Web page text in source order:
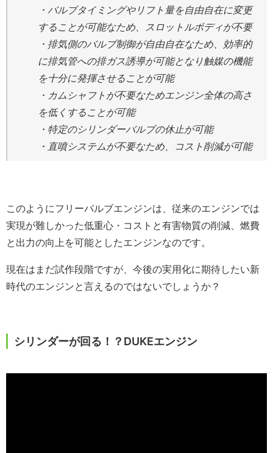
・バルブタイミングやリフト量を自由自在に変更
することが可能なため、スロットルボディが不要
・排気側のバルブ制御が自由自在なため、効率的
に排気管への排ガス誘導が可能となり触媒の機能
を十分に発揮させることが可能
・カムシャフトが不要なためエンジン全体の高さ
を低くすることが可能
・特定のシリンダーバルブの休止が可能
・直噴システムが不要なため、コスト削減が可能
このようにフリーバルブエンジンは、従来のエンジンでは
実現が難しかった低重心・コストと有害物質の削減、燃費
と出力の向上を可能としたエンジンなのです。
現在はまだ試作段階ですが、今後の実用化に期待したい新
時代のエンジンと言えるのではないでしょうか？
シリンダーが回る！？DUKEエンジン